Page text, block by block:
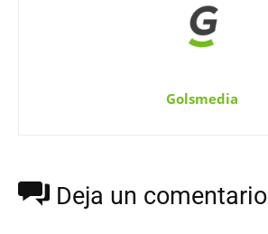
Golsmedia
Deja un comentario